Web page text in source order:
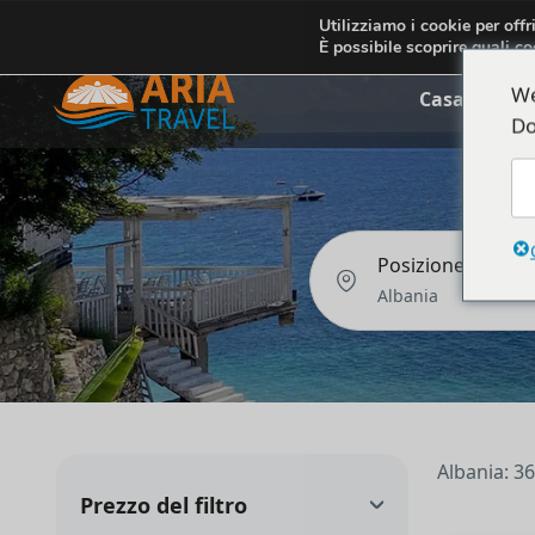
info@ariatravelalbania.com
Casa
Posizione
Prezzo del filtro
Albania:
Utilizziamo i cookie per
È possibile scoprire quali